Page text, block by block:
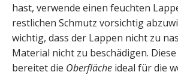
hast, verwende einen feuchten
restlichen Schmutz vorsichtig
wichtig, dass der Lappen nicht zu
Material nicht zu beschädigen.
bereitet die Oberfläche ideal für die